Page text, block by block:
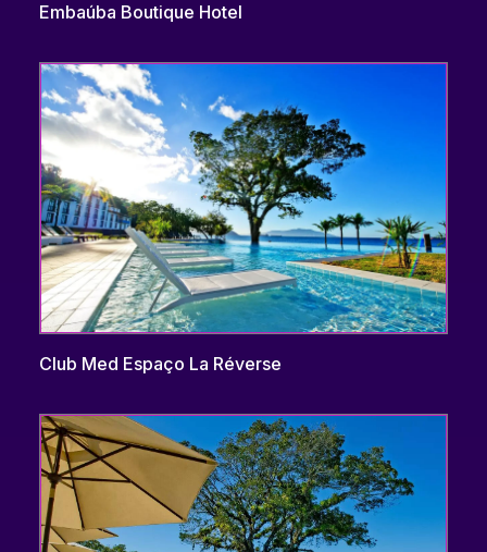
Embaúba Boutique Hotel
Club Med Espaço La Réverse